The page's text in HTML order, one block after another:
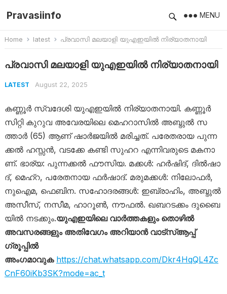
Pravasiinfo MENU
Home latest പ്രവാസി മലയാളി യുഎഇയിൽ നിര്യാതനായി
പ്രവാസി മലയാളി യുഎഇയിൽ നിര്യാതനായി
LATEST August 22, 2025
കണ്ണൂർ സ്വദേശി യുഎഇയിൽ നിര്യാതനായി. ക​ണ്ണൂ​ർ
സി​റ്റി കു​റു​വ അ​വേ​ര​യി​ലെ മെ​ഹ​റാ​സി​ൽ അ​ബ്ദു​ൽ സ​
ത്താ​ർ (65) ആണ് ഷാ​ർ​ജ​യി​ൽ മരിച്ചത്. പ​രേ​ത​രാ​യ പു​ന്ന​
ക്ക​ൽ ഹ​സ്സ​ൻ, വ​ട​ക്കേ ക​ണ്ടി സു​ഹ​റ എ​ന്നി​വ​രു​ടെ മ​ക​നാ​
ണ്. ഭാ​ര്യ: പു​ന്ന​ക്ക​ൽ ഫൗ​സി​യ. മ​ക്ക​ൾ: ഹ​ർ​ഷി​ദ്, ദി​ൽ​ഷാ​
ദ്, മെ​ഹ്റ, പ​രേ​ത​നാ​യ ഫ​ർ​ഷാ​ദ്. മ​രു​മ​ക്ക​ൾ: നി​ലോ​ഫ​ർ,
നു​ഐ​മ, ഫെ​ബി​ന. സ​ഹോ​ദ​ര​ങ്ങ​ൾ: ഇ​ബ്രാ​ഹിം, അ​ബ്ദു​ൽ
അ​സീ​സ്, ന​സീ​മ, ഹാ​റൂ​ൺ, നൗ​ഫ​ൽ. ഖ​ബ​റ​ട​ക്കം ദു​ബൈ​
യി​ൽ ന​ട​ക്കും.യുഎഇയിലെ വാർത്തകളും തൊഴിൽ
അവസരങ്ങളും അതിവേഗം അറിയാൻ വാട്സ്ആപ്പ്
ഗ്രൂപ്പിൽ
അംഗമാവുക https://chat.whatsapp.com/Dkr4HqQL4Zc
CnF60iKb3SK?mode=ac_t